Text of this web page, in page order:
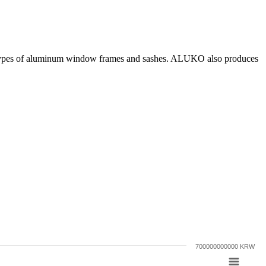
of aluminum window frames and sashes. ALUKO also produces
700000000000 KRW